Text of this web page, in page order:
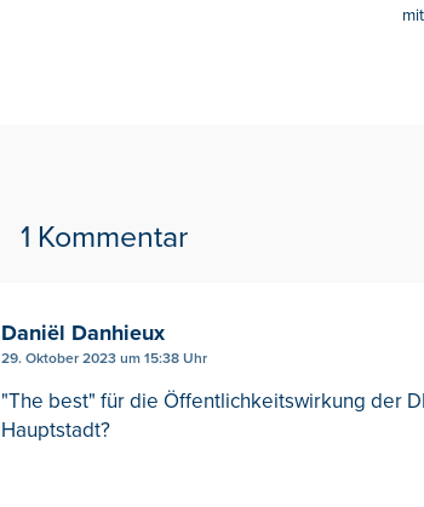
1 Kommentar
Daniël Danhieux
29. Oktober 2023 um 15:38 Uhr
"The best" für die Öffentlichkeitswirkung der
Hauptstadt?